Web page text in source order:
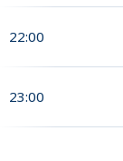
22:00
23:00